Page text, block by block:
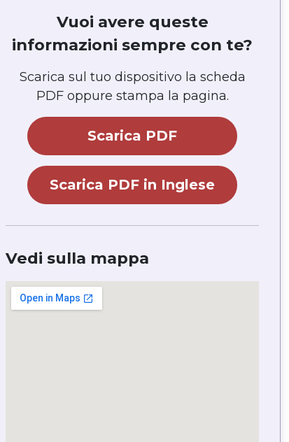
Vuoi avere queste
informazioni sempre con te?
Scarica sul tuo dispositivo la scheda
PDF oppure stampa la pagina.
Scarica PDF
Scarica PDF in Inglese
Vedi sulla mappa